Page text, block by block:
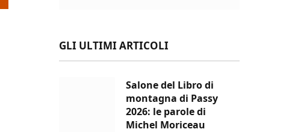
GLI ULTIMI ARTICOLI
Salone del Libro di
montagna di Passy
2026: le parole di
Michel Moriceau